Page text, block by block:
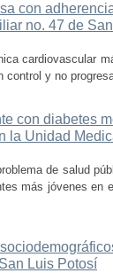
con
no. 47 de
cardiovascular
y no
con diabetes
la Unidad
de salud
más jóvenes en
Luis Potosí